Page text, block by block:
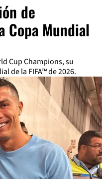
de
Copa Mundial
Cup Champions, su
de la FIFA™ de 2026.